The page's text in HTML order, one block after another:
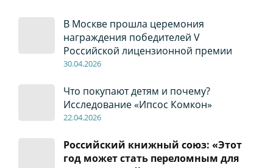
В Москве прошла церемония
награждения победителей V
Российской лицензионной премии
30.04.2026
Что покупают детям и почему?
Исследование «Ипсос Комкон»
22.04.2026
Российский книжный союз: «Этот
год может стать переломным для